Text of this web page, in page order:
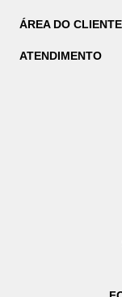
ÁREA DO CLIENTE
ATENDIMENTO